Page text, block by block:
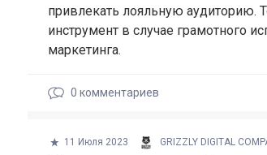
привлекать лояльную аудиторию.
инструмент в случае грамотного
маркетинга.
0 комментариев
11 Июля 2023 GRIZZLY DIGITAL